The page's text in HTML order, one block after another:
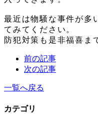
最近は物騒な事件が多
てみてください。
防犯対策も是非福喜ま
前の記事
次の記事
一覧へ戻る
カテゴリ